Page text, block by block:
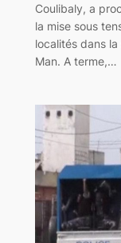
Coulibaly, a
la mise sous
localités dans
Man. A terme,…